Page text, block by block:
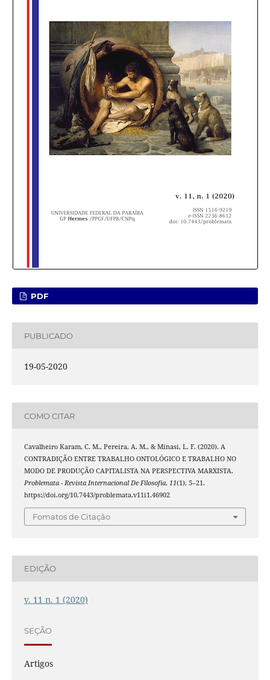
PDF
PUBLICADO
19-05-2020
COMO CITAR
Cavalheiro Karam, C. M., Pereira, A. M., & Minasi, L. F. (2020). A
CONTRADIÇÃO ENTRE TRABALHO ONTOLÓGICO E TRABALHO NO
MODO DE PRODUÇÃO CAPITALISTA NA PERSPECTIVA MARXISTA.
Problemata - Revista Internacional De Filosofia, 11(1), 5–21.
https://doi.org/10.7443/problemata.v11i1.46902
Fomatos de Citação
EDIÇÃO
v. 11 n. 1 (2020)
SEÇÃO
Artigos